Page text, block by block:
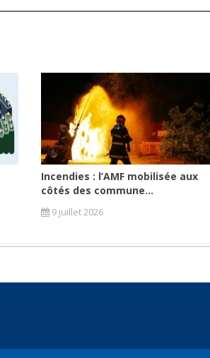
Incendies : l’AMF mobilisée aux
côtés des commune...
9 juillet 2026